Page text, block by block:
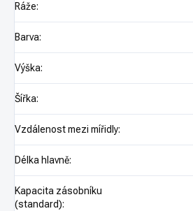
Ráže:
Barva:
Výška:
Šířka:
Vzdálenost mezi mířidly:
Délka hlavně:
Kapacita zásobníku
(standard):